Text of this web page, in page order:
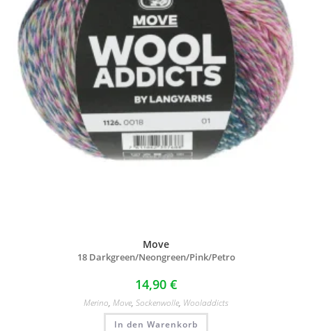
Move
18 Darkgreen/Neongreen/Pink/Petro
14,90 €
Merino, Move, Sockenwolle, Wooladdicts
In den Warenkorb